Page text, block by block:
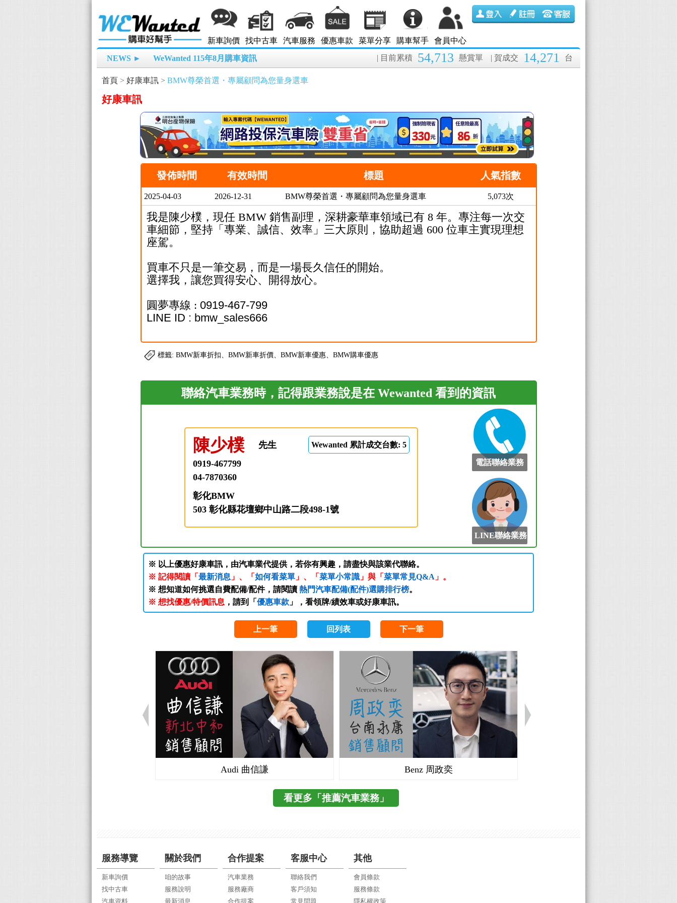
新車詢價 找中古車 汽車服務 優惠車款 菜單分享 購車幫手 會員中心
NEWS ► WeWanted 115年8月購車資訊 | 賀成交 14,271 台
| 目前累積 54,713 懸賞單
首頁 > 好康車訊 > BMW尊榮首選・專屬顧問為您量身選車
好康車訊
發佈時間 有效時間 標題 人氣指數
2025-04-03 2026-12-31 BMW尊榮首選・專屬顧問為您量身選車 5,073次
我是陳少樸，現任 BMW 銷售副理，深耕豪華車領域已有 8 年。專注每一次交
車細節，堅持「專業、誠信、效率」三大原則，協助超過 600 位車主實現理想
座駕。
買車不只是一筆交易，而是一場長久信任的開始。
選擇我，讓您買得安心、開得放心。
圓夢專線 : 0919-467-799
LINE ID : bmw_sales666
標籤: BMW新車折扣、BMW新車折價、BMW新車優惠、BMW購車優惠
聯絡汽車業務時，記得跟業務說是在 Wewanted 看到的資訊
Wewanted 累計成交台數: 5
陳少樸
先生
0919-467799
04-7870360
彰化BMW
503 彰化縣花壇鄉中山路二段498-1號
電話聯絡業務
LINE聯絡業務
※ 以上優惠好康車訊，由汽車業代提供，若你有興趣，請盡快與該業代聯絡。
※ 記得閱讀「最新消息 」、「如何看菜單 」、「菜單小常識 」與「菜單常見Q&A 」。
※ 想知道如何挑選自費配備/配件，請閱讀熱門汽車配備(配件)選購排行榜。
※ 想找優惠/特價訊息 ，請到「優惠車款 」，看領牌/績效車或好康車訊。
上一筆 回列表 下一筆
Audi 曲信謙 Benz 周政奕
看更多「推薦汽車業務」
服務導覽
新車詢價
找中古車
汽車資料
關於我們
咱的故事
服務說明
最新消息
合作提案
汽車業務
服務廠商
合作提案
客服中心
聯絡我們
客戶須知
常見問題
其他
會員條款
服務條款
隱私權政策